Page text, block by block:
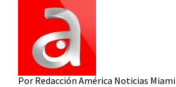
Por Redacción América Noticias Miami